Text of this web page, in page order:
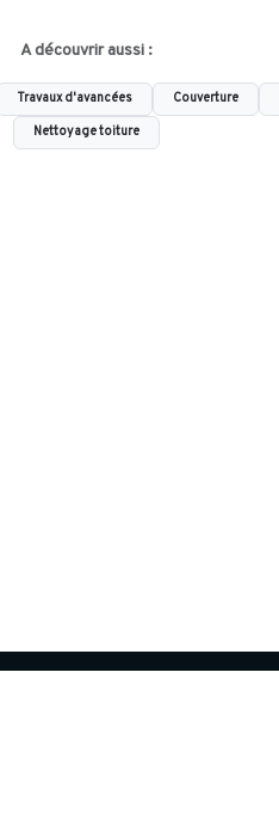
A découvrir aussi :
Travaux d'avancées Couverture
Nettoyage toiture